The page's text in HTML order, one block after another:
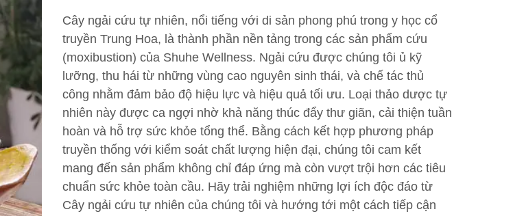
Cây ngải cứu tự nhiên, nổi tiếng với di sản phong phú trong y học cổ
truyền Trung Hoa, là thành phần nền tảng trong các sản phẩm cứu
(moxibustion) của Shuhe Wellness. Ngải cứu được chúng tôi ủ kỹ
lưỡng, thu hái từ những vùng cao nguyên sinh thái, và chế tác thủ
công nhằm đảm bảo độ hiệu lực và hiệu quả tối ưu. Loại thảo dược tự
nhiên này được ca ngợi nhờ khả năng thúc đẩy thư giãn, cải thiện tuần
hoàn và hỗ trợ sức khỏe tổng thể. Bằng cách kết hợp phương pháp
truyền thống với kiểm soát chất lượng hiện đại, chúng tôi cam kết
mang đến sản phẩm không chỉ đáp ứng mà còn vượt trội hơn các tiêu
chuẩn sức khỏe toàn cầu. Hãy trải nghiệm những lợi ích độc đáo từ
Cây ngải cứu tự nhiên của chúng tôi và hướng tới một cách tiếp cận